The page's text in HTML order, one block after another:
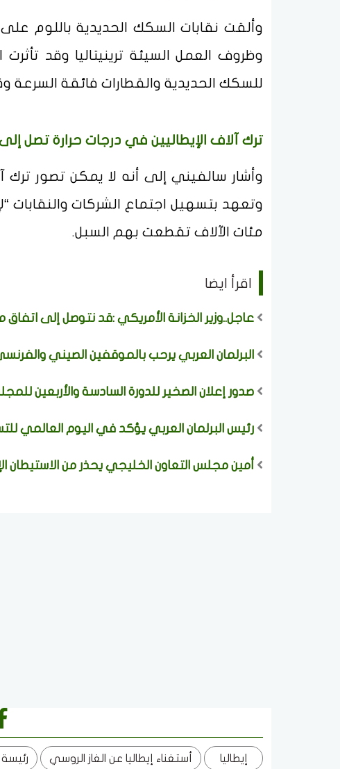
وألقت نقابات السكك الحديدية باللوم
وظروف العمل السيئة ترينيتاليا وقد
للسكك الحديدية والقطارات فائقة السرعة
ترك آلاف الإيطاليين في درجات حرارة تصل إلى 35
وتعهد بتسهيل اجتماع الشركات والنقابات
مئات الآلاف تقطعت بهم السبل.
اقرأ ايضا
عاجل..وزير الخزانة الأمريكي :قد نتوصل إلى
البرلمان العربي يرحب بالموقفين الصيني
صدور إعلان الصخير للدورة السادسة والأربعين
رئيس البرلمان العربي يؤكد في اليوم العالمي
أمين مجلس التعاون الخليجي يحذر من الاستيطان
إيطاليا أستغناء إيطاليا عن الغاز الروسي رئيسة